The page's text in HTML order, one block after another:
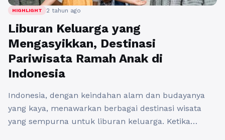
HIGHLIGHT 2 tahun ago
Liburan Keluarga yang
Mengasyikkan, Destinasi
Pariwisata Ramah Anak di
Indonesia
Indonesia, dengan keindahan alam dan budayanya
yang kaya, menawarkan berbagai destinasi wisata
yang sempurna untuk liburan keluarga. Ketika